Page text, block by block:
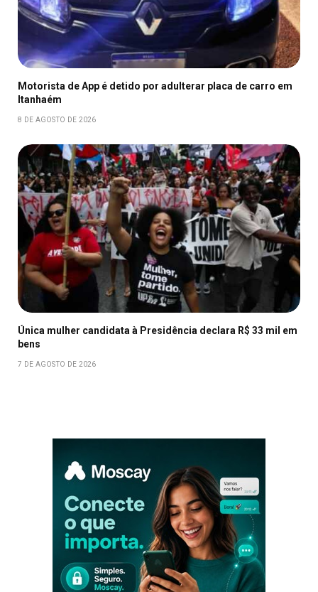
Motorista de App é detido por adulterar placa de carro em
Itanhaém
8 DE AGOSTO DE 2026
Única mulher candidata à Presidência declara R$ 33 mil em
bens
7 DE AGOSTO DE 2026